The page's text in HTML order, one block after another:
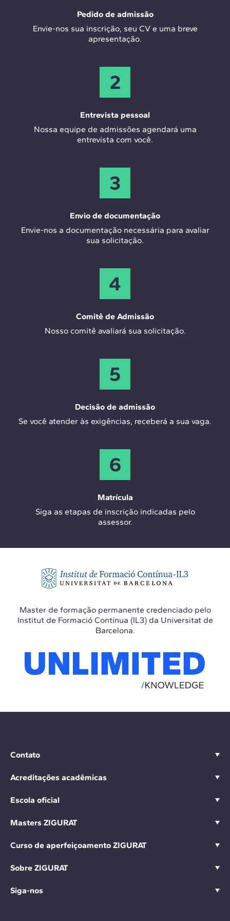
Pedido de admissão
Envie-nos sua inscrição, seu CV e uma breve
apresentação.
2
Entrevista pessoal
Nossa equipe de admissões agendará uma
entrevista com você.
3
Envio de documentação
Envie-nos a documentação necessária para avaliar
sua solicitação.
4
Comitê de Admissão
Nosso comitê avaliará sua solicitação.
5
Decisão de admissão
Se você atender às exigências, receberá a sua vaga.
6
Matrícula
Siga as etapas de inscrição indicadas pelo
assessor.
Master de formação permanente credenciado pelo
Institut de Formació Contínua (IL3) da Universitat de
Barcelona.
Contato
Acreditações acadêmicas
Escola oficial
Masters ZIGURAT
Curso de aperfeiçoamento ZIGURAT
Sobre ZIGURAT
Siga-nos